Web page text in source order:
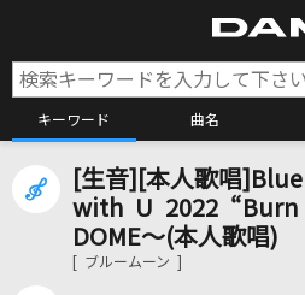
キーワード 曲名
カラオケ
[生音][本人歌唱
with U 2022
DOME～(本人歌唱)
[ ブルームーン ]